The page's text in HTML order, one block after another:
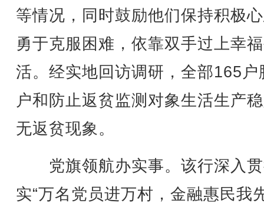
等情况，同时鼓励他们保持积极
勇于克服困难，依靠双手过上幸
活。经实地回访调研，全部165户
户和防止返贫监测对象生活生产
无返贫现象。
党旗领航办实事。该行深入
实“万名党员进万村，金融惠民我